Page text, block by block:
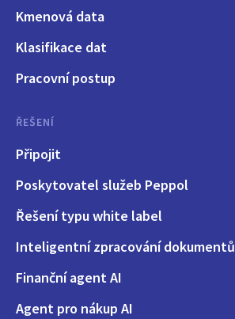
Kmenová data
Klasifikace dat
Pracovní postup
ŘEŠENÍ
Připojit
Poskytovatel služeb Peppol
Řešení typu white label
Inteligentní zpracování dokumentů
Finanční agent AI
Agent pro nákup AI